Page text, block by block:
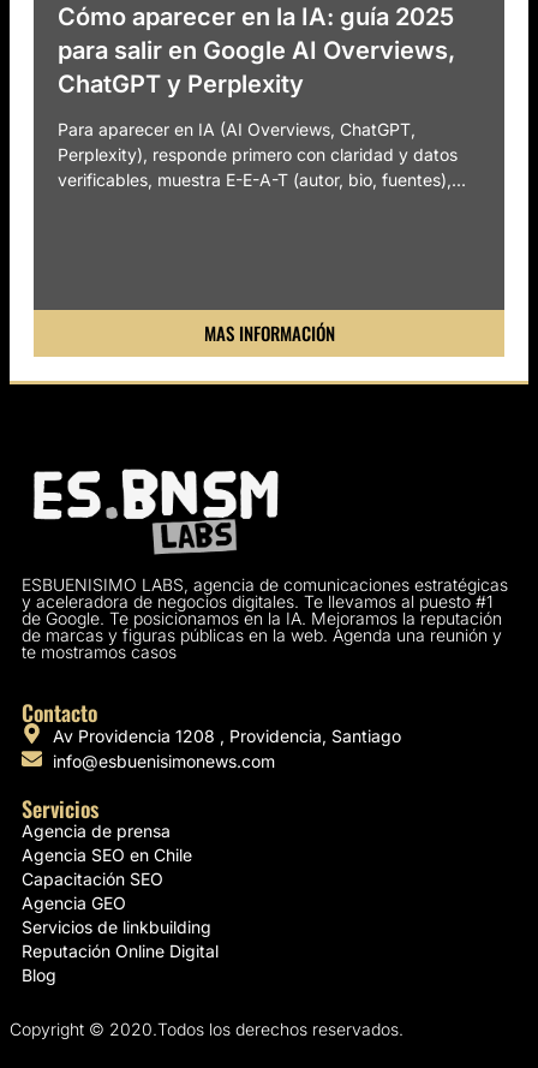
Cómo aparecer en la IA: guía 2025
para salir en Google AI Overviews,
ChatGPT y Perplexity
Para aparecer en IA (AI Overviews, ChatGPT,
Perplexity), responde primero con claridad y datos
verificables, muestra E-E-A-T (autor, bio, fuentes),...
MAS INFORMACIÓN
ESBUENISIMO LABS, agencia de comunicaciones estratégicas
y aceleradora de negocios digitales. Te llevamos al puesto #1
de Google. Te posicionamos en la IA. Mejoramos la reputación
de marcas y figuras públicas en la web. Agenda una reunión y
te mostramos casos
Contacto
Av Providencia 1208 , Providencia, Santiago
info@esbuenisimonews.com
Servicios
Agencia de prensa
Agencia SEO en Chile
Capacitación SEO
Agencia GEO
Servicios de linkbuilding
Reputación Online Digital
Blog
Copyright © 2020.Todos los derechos reservados.